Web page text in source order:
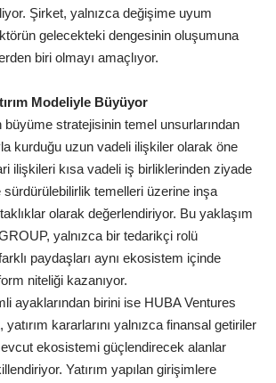
Şirket, yalnızca değişime uyum
gelecekteki dengesinin oluşumuna
biri olmayı amaçlıyor.
Modeliyle Büyüyor
büyüme stratejisinin temel unsurlarından
kurduğu uzun vadeli ilişkiler olarak öne
ilişkileri kısa vadeli iş birliklerinden ziyade
sürdürülebilirlik temelleri üzerine inşa
olarak değerlendiriyor. Bu yaklaşım
yalnızca bir tedarikçi rolü
paydaşları aynı ekosistem içinde
niteliği kazanıyor.
ayaklarından birini ise HUBA Ventures
kararlarını yalnızca finansal getiriler
ekosistemi güçlendirecek alanlar
Yatırım yapılan girişimlere